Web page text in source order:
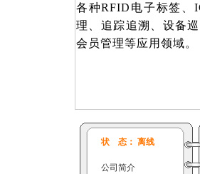
各种RFID电子标签、
理、追踪追溯、设备
会员管理等应用领域。
状 态： 离线
公司简介